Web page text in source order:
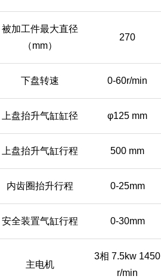
被加工件最大直径
（mm）
270
下盘转速 0-60r/min
上盘抬升气缸缸径 φ125 mm
上盘抬升气缸行程 500 mm
内齿圈抬升行程 0-25mm
安全装置气缸行程 0-30mm
主电机
3相 7.5kw 1450
r/min